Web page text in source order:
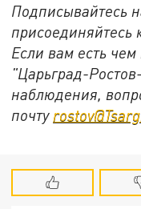
Подписывайтесь
присоединяйтесь
Если вам есть
"Царьград-
наблюдения,
почту